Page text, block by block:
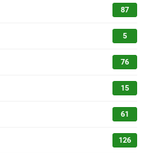
87
5
76
15
61
126